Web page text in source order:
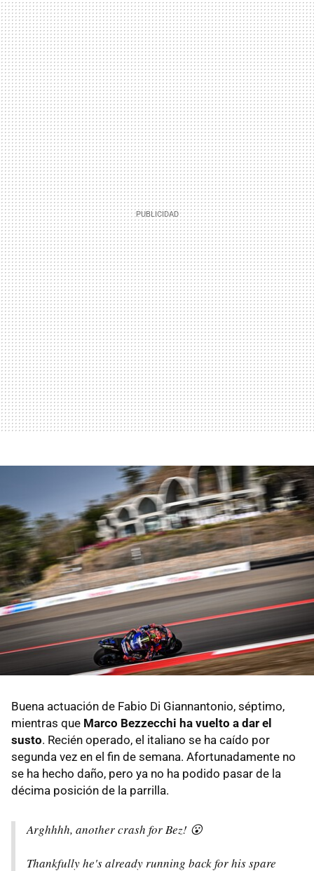
Buena actuación de Fabio Di Giannantonio, séptimo,
mientras que Marco Bezzecchi ha vuelto a dar el
susto. Recién operado, el italiano se ha caído por
segunda vez en el fin de semana. Afortunadamente no
se ha hecho daño, pero ya no ha podido pasar de la
décima posición de la parrilla.
Arghhhh, another crash for Bez! 😮
Thankfully he's already running back for his spare